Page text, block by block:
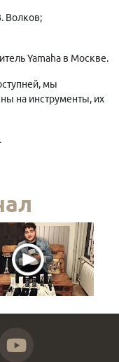
Волков;
Yamaha в Москве.
мы
на инструменты, их